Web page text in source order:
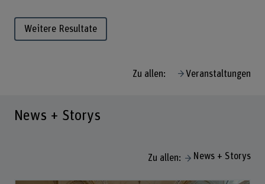
Weitere Resultate
Zu allen: Veranstaltungen
News + Storys
Zu allen: News + Storys